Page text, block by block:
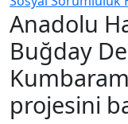
Anadolu
Buğday
projesini